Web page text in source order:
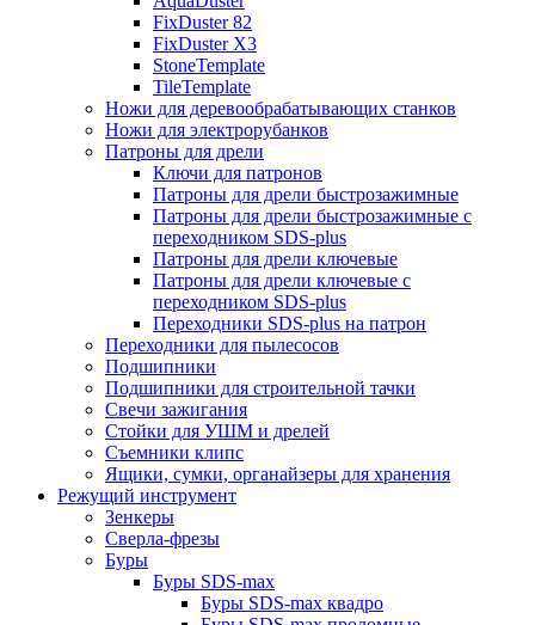
FixDuster 82
FixDuster Х3
StoneTemplate
TileTemplate
Ножи для деревообрабатывающих станков
Ножи для электрорубанков
Патроны для дрели
Ключи для патронов
Патроны для дрели быстрозажимные
Патроны для дрели быстрозажимные с
переходником SDS-plus
Патроны для дрели ключевые
Патроны для дрели ключевые с
переходником SDS-plus
Переходники SDS-plus на патрон
Переходники для пылесосов
Подшипники
Подшипники для строительной тачки
Свечи зажигания
Стойки для УШМ и дрелей
Съемники клипс
Ящики, сумки, органайзеры для хранения
Режущий инструмент
Зенкеры
Сверла-фрезы
Буры
Буры SDS-max
Буры SDS-max квадро